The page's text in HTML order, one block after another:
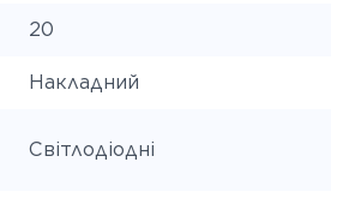
20
Накладний
Світлодіодні